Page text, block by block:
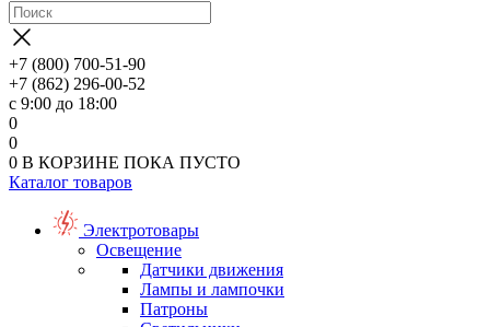
+7 (800) 700-51-90
+7 (862) 296-00-52
с 9:00 до 18:00
0
0
0 В КОРЗИНЕ ПОКА ПУСТО
Каталог товаров
Электротовары
Освещение
Датчики движения
Лампы и лампочки
Патроны